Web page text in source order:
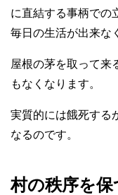
に直結する事柄での
毎日の生活が出来な
屋根の茅を取って来
もなくなります。
実質的には餓死する
なるのです。
村の秩序を保